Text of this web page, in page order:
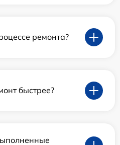
ремонта?
быстрее?